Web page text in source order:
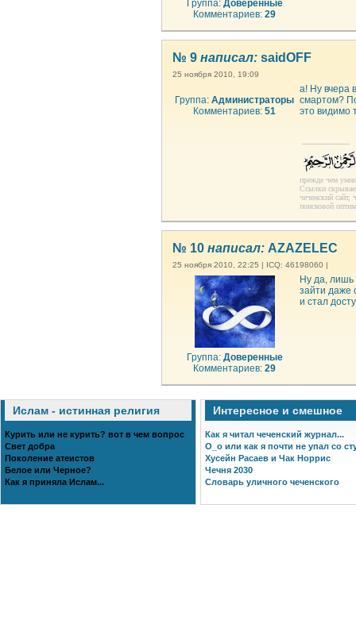
Группа: Доверенные
Комментариев: 29
№ 9 написал: saidOFF
25 ноября 2010, 19:09
Группа: Администраторы
Комментариев: 51
а! Ну вчера
смартом?
это видимо
--------------------
прежде чем
Ссылки
чеченский
поисковой
№ 10 написал: AZAZELEC
25 ноября 2010, 22:25 | ICQ: 46198060 |
Группа: Доверенные
Комментариев: 29
Ну да, лишь
зайти даже
и стал
Ислам - истинная религия
Курить или не курить? вот в чем вопрос
Свет добра
Поколение атеистов
Белое или Черное?
Как я приняла Ислам...
Интересное и смешное
Как я читал чеченский журнал...
О_о или как я почти не упал со
Хусейн Расаев и Чак Норрис
Чечня 2030
Словарь уличного чеченского